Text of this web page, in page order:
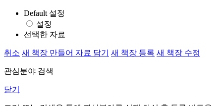
Default 설정
설정
선택한 자료
취소 새 책장 만들어 자료 담기 새 책장 등록 새 책장 수정
관심분야 검색
닫기